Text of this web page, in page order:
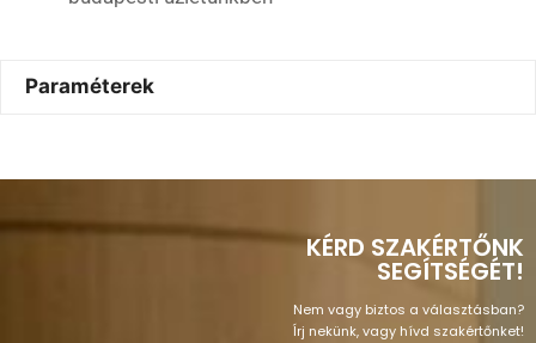
Paraméterek
KÉRD SZAKÉRTŐNK
SEGÍTSÉGÉT!
Nem vagy biztos a választásban?
Írj nekünk, vagy hívd szakértőnket!